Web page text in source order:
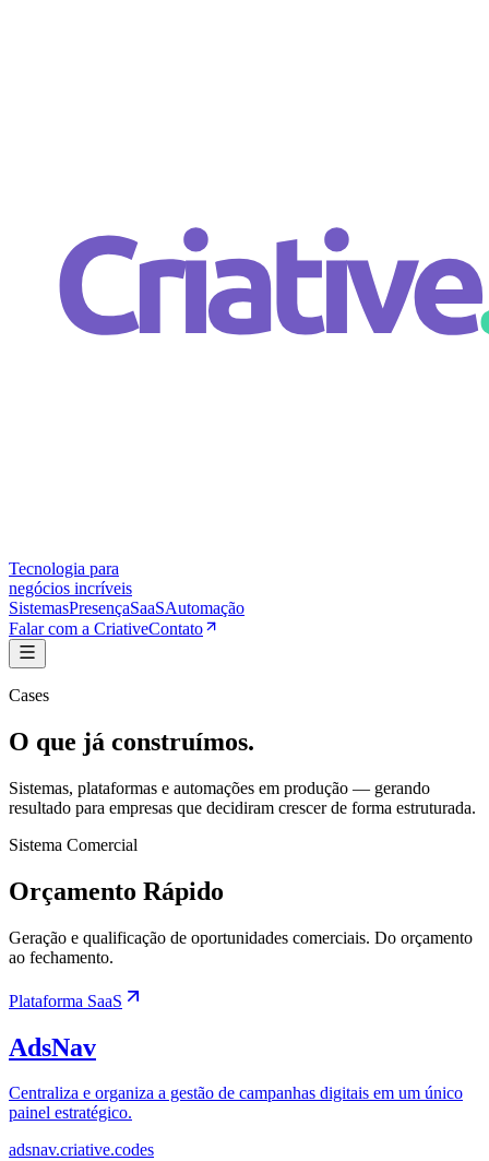
Tecnologia para
negócios incríveis
SistemasPresençaSaaSAutomação
Falar com a CriativeContato
Cases
O que já construímos.
Sistemas, plataformas e automações em produção — gerando
resultado para empresas que decidiram crescer de forma estruturada.
Sistema Comercial
Orçamento Rápido
Geração e qualificação de oportunidades comerciais. Do orçamento
ao fechamento.
Plataforma SaaS
AdsNav
Centraliza e organiza a gestão de campanhas digitais em um único
painel estratégico.
adsnav.criative.codes